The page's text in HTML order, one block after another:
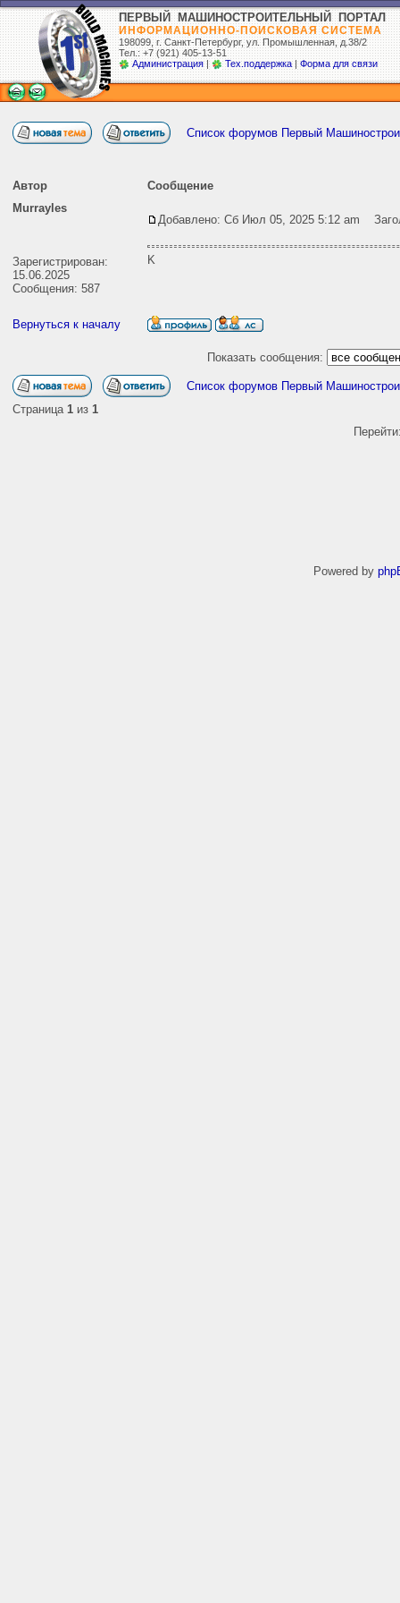
ПЕРВЫЙ МАШИНОСТРОИТЕЛЬНЫЙ ПОРТАЛ
ИНФОРМАЦИОННО-ПОИСКОВАЯ СИСТЕМА
198099, г. Санкт-Петербург,ул. Промышленная, д.38/2
Тел.: +7 (921) 405-13-51
Администрация| Тех.поддержка|Форма для связи
Список форумов Первый
Автор
Сообщение
Murrayles
Зарегистрирован:
15.06.2025
Сообщения: 587
Добавлено: Сб Июл 05, 2025 5:12 am
K
Вернуться к началу
Показать сообщения:
Список форумов Первый
Страница 1 из 1
Powered by